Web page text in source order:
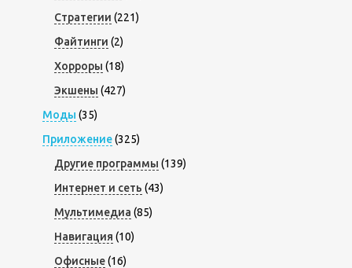
Стратегии (221)
Файтинги (2)
Хорроры (18)
Экшены (427)
Моды (35)
Приложение(325)
Другие программы (139)
Интернет и сеть (43)
Мультимедиа (85)
Навигация (10)
Офисные(16)